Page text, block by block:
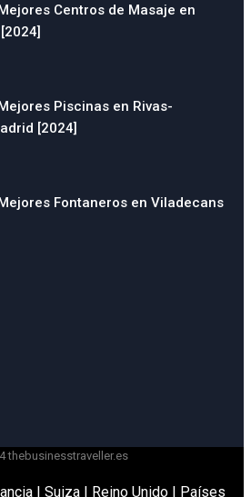
Centros de Masaje en
Piscinas en Rivas-
[2024]
Fontaneros en Viladecans
thebusinesstraveller.es
| Suiza| Reino Unido| Países